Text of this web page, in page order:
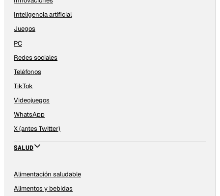
Inteligencia artificial
Juegos
PC
Redes sociales
Teléfonos
TikTok
Videojuegos
WhatsApp
X (antes Twitter)
SALUD
Alimentación saludable
Alimentos y bebidas